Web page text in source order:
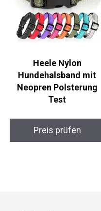
Heele Nylon
Hundehalsband mit
Neopren Polsterung
Test
Preis prüfen